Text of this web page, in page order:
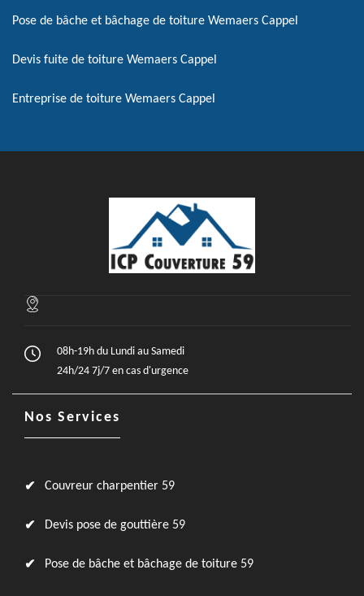
Pose de bâche et bâchage de toiture Wemaers Cappel
Devis fuite de toiture Wemaers Cappel
Entreprise de toiture Wemaers Cappel
08h-19h du Lundi au Samedi
24h/24 7j/7 en cas d'urgence
Nos Services
Couvreur charpentier 59
Devis pose de gouttière 59
Pose de bâche et bâchage de toiture 59